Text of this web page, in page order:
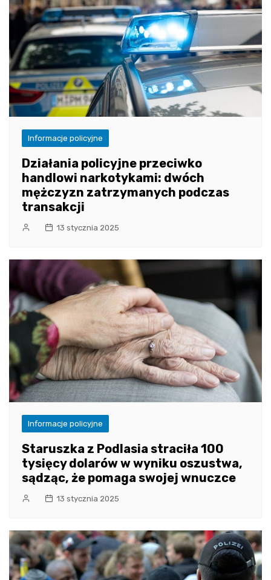
Informacje policyjne
Działania policyjne przeciwko
handlowi narkotykami: dwóch
mężczyzn zatrzymanych podczas
transakcji
13 stycznia 2025
Informacje policyjne
Staruszka z Podlasia straciła 100
tysięcy dolarów w wyniku oszustwa,
sądząc, że pomaga swojej wnuczce
13 stycznia 2025